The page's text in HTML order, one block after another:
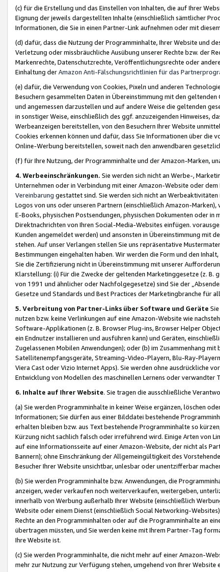
(c) für die Erstellung und das Einstellen von Inhalten, die auf Ihrer
Eignung der jeweils dargestellten Inhalte (einschließlich sämtlicher
Informationen, die Sie in einen Partner-Link aufnehmen oder mit
(d) dafür, dass die Nutzung der Programminhalte, Ihrer Website und
Verletzung oder missbräuchliche Ausübung unserer Rechte bzw. der
Markenrechte, Datenschutzrechte, Veröffentlichungsrechte oder
Einhaltung derAmazon Anti-Fälschungsrichtlinien für das
(e) dafür, die Verwendung von Cookies, Pixeln und anderen
Besuchern gesammelten Daten in Übereinstimmung mit den
und angemessen darzustellen und auf andere Weise die geltenden
in sonstiger Weise, einschließlich des ggf. anzuzeigenden Hinweises,
Werbeanzeigen bereitstellen, von den Besuchern Ihrer Website
Cookies erkennen können und dafür, dass Sie Informationen über die
Online-Werbung bereitstellen, soweit nach den anwendbaren
(f) für Ihre Nutzung, der Programminhalte und der Amazon-Marken,
4. Werbeeinschränkungen. Sie werden sich nicht an Werbe-,
Unternehmen oder in Verbindung mit einer Amazon-Website oder
Vereinbarung gestattet sind. Sie werden sich nicht an
Logos von uns oder unseren Partnern (einschließlich Amazon-
E-Books, physischen Postsendungen, physischen Dokumenten oder in
Direktnachrichten von Ihren Social-Media-Websites einfügen.
Kunden angemeldet werden) und ansonsten in Übereinstimmung mit
stehen. Auf unser Verlangen stellen Sie uns repräsentative
Bestimmungen eingehalten haben. Wir werden die Form und den
Sie die Zertifizierung nicht in Übereinstimmung mit unserer
Klarstellung: (i) Für die Zwecke der geltenden Marketinggesetze (z. B.
von 1991 und ähnlicher oder Nachfolgegesetze) sind Sie der
Gesetze und Standards und Best Practices der Marketingbranche für
5. Verbreitung von Partner-Links über Software und Geräte
nutzen bzw. keine Verlinkungen auf eine Amazon-Website wie
Software-Applikationen (z. B. Browser Plug-ins, Browser Helper
ein Endnutzer installieren und ausführen kann) und Geräten,
Zugelassenen Mobilen Anwendungen); oder (b) im Zusammenhang
Satellitenempfangsgeräte, Streaming-Video-Playern, Blu-Ray-
Viera Cast oder Vizio Internet Apps). Sie werden ohne ausdrückliche
Entwicklung von Modellen des maschinellen Lernens oder
6. Inhalte auf Ihrer Website. Sie tragen die ausschließliche
(a) Sie werden Programminhalte in keiner Weise ergänzen, löschen
Informationen; Sie dürfen aus einer Bilddatei bestehende
erhalten bleiben bzw. aus Text bestehende Programminhalte so
Kürzung nicht sachlich falsch oder irreführend wird. Einige Arten von
auf eine Informationsseite auf einer Amazon-Website, der nicht als
Bannern); ohne Einschränkung der Allgemeingültigkeit des
Besucher Ihrer Website unsichtbar, unlesbar oder unentzifferbar
(b) Sie werden Programminhalte bzw. Anwendungen, die
anzeigen, weder verkaufen noch weiterverkaufen, weitergeben,
innerhalb von Werbung außerhalb Ihrer Website (einschließlich
Website oder einem Dienst (einschließlich Social Networking-
Rechte an den Programminhalten oder auf die Programminhalte an
übertragen müssten, und Sie werden keine mit Ihrem Partner-Tag
Ihre Website ist.
(c) Sie werden Programminhalte, die nicht mehr auf einer Amazon-
mehr zur Nutzung zur Verfügung stehen, umgehend von Ihrer